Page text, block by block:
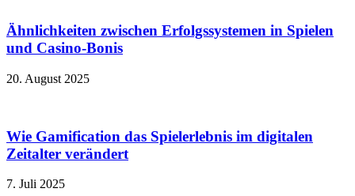
Ähnlichkeiten zwischen Erfolgssystemen in Spielen
und Casino‑Bonis
20. August 2025
Wie Gamification das Spielerlebnis im digitalen
Zeitalter verändert
7. Juli 2025